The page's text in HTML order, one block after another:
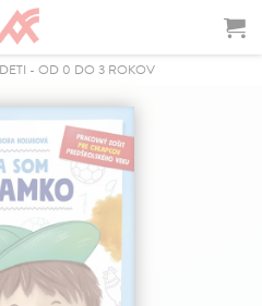
- OD 0 DO 3 ROKOV